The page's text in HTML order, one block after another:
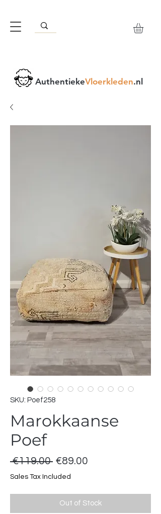
AuthentiekeVloerkleden.nl
SKU: Poef258
Marokkaanse
Poef
€119.00 Regular
Price
€89.00
Sales Tax Included
Out of Stock